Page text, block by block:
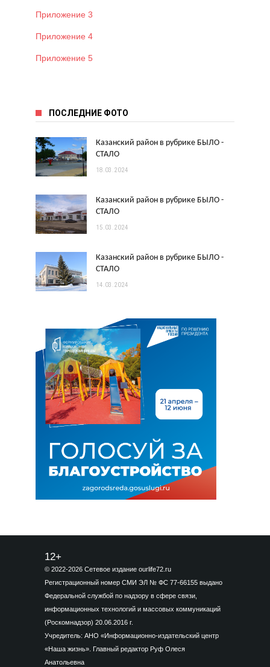
Приложение 3
Приложение 4
Приложение 5
ПОСЛЕДНИЕ ФОТО
Казанский район в рубрике БЫЛО -
СТАЛО
18.03.2024
Казанский район в рубрике БЫЛО -
СТАЛО
15.03.2024
Казанский район в рубрике БЫЛО -
СТАЛО
14.03.2024
12+
© 2022-2026 Сетевое издание ourlife72.ru
Регистрационный номер СМИ ЭЛ № ФС 77-66155 выдано
Федеральной службой по надзору в сфере связи,
информационных технологий и массовых коммуникаций
(Роскомнадзор) 20.06.2016 г.
Учредитель: АНО «Информационно-издательский центр
«Наша жизнь». Главный редактор Руф Олеся
Анатольевна